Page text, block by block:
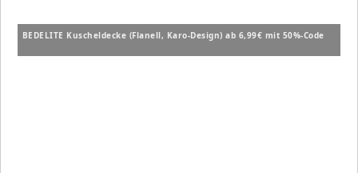
BEDELITE Kuscheldecke (Flanell, Karo-Design) ab 6,99€ mit 50%-Code